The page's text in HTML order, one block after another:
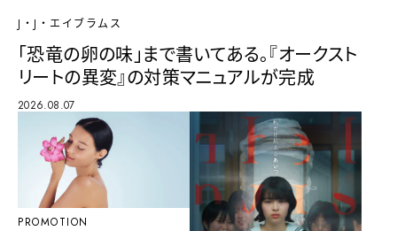
J・J・エイブラムス
「恐竜の卵の味」まで書いてある。『オークスト
リートの異変』の対策マニュアルが完成
2026.08.07
PROMOTION